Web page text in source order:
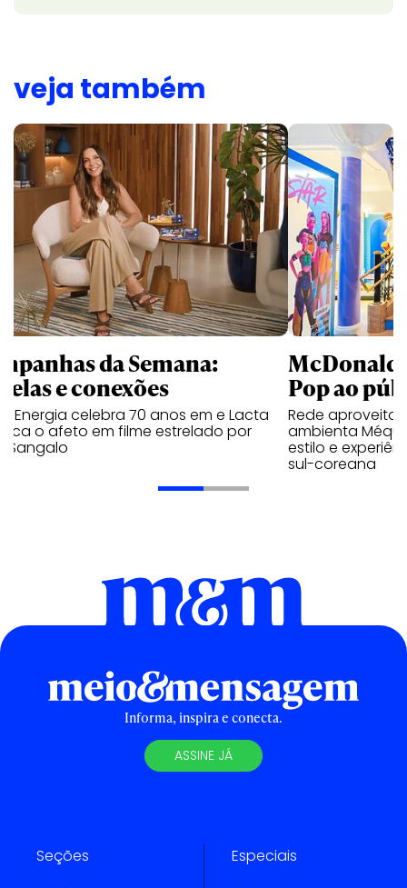
veja também
da Semana:
e conexões
Energia celebra 70 anos em e Lacta
o afeto em filme estrelado por
Sangalo
Pop ao
Rede aproveita
ambienta Méqui
estilo e
sul-coreana
Informa, inspira e conecta.
ASSINE JÁ
Seções Especiais